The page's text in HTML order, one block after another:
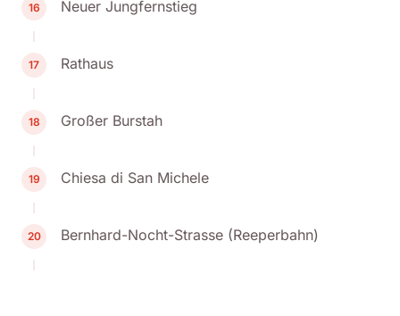
16 Neuer Jungfernstieg
17 Rathaus
18 Großer Burstah
19 Chiesa di San Michele
20 Bernhard-Nocht-Strasse (Reeperbahn)